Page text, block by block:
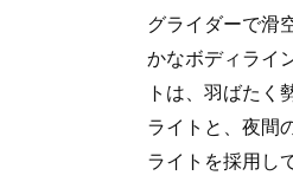
グライダーで滑
かなボディライ
トは、羽ばたく
ライトと、夜間
ライトを採用し